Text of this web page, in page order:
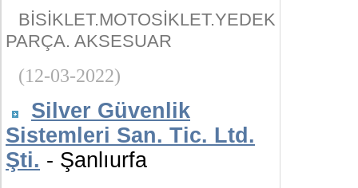
BİSİKLET.MOTOSİKLET.YEDEK
PARÇA. AKSESUAR
(12-03-2022)
Silver Güvenlik
Sistemleri San. Tic. Ltd.
Şti. - Şanlıurfa